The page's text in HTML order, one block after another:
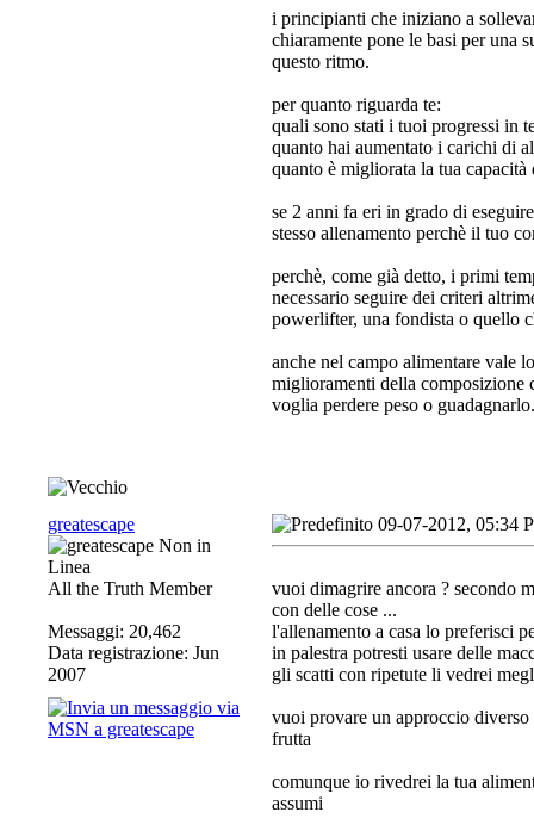
i principianti che iniziano a
chiaramente pone le basi per una
questo ritmo.
per quanto riguarda te:
quali sono stati i tuoi progressi in
quanto hai aumentato i carichi di
quanto è migliorata la tua
se 2 anni fa eri in grado di
stesso allenamento perchè il tuo
perchè, come già detto, i primi
necessario seguire dei criteri
powerlifter, una fondista o quello
anche nel campo alimentare vale
miglioramenti della composizione
voglia perdere peso o guadagnarlo.
greatescape
All the Truth Member
Messaggi: 20,462
Data registrazione: Jun
2007
09-07-2012, 05:34
vuoi dimagrire ancora ? secondo
con delle cose ...
l'allenamento a casa lo preferisci
in palestra potresti usare delle
gli scatti con ripetute li vedrei
vuoi provare un approccio
frutta
comunque io rivedrei la tua
assumi